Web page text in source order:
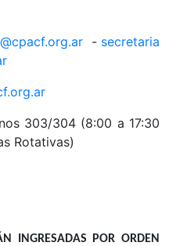
- secretaria
303/304 (8:00 a 17:30
Rotativas)
INGRESADAS POR ORDEN